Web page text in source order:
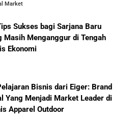
untuk Kulakan Barang
10 Fakta Unik Tentang On Cloud:
Cara Membangun Resto
Sukses Seperti Kopi Kenangan,
Strategi Branding dan
yang Bisa Kamu Tiru
Market
Sukses bagi Sarjana Baru
Masih Menganggur di Tengah
Ekonomi
Bisnis dari Eiger: Brand
Yang Menjadi Market Leader di
Apparel Outdoor